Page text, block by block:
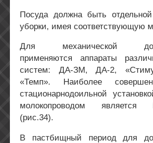
Посуда должна быть
уборки, имея соответствующую
Для механической
применяются аппараты
систем: ДА-ЗМ, ДА-2,
«Темп». Наиболее
стационарнодоильной
молокопроводом является
(рис.34).
В пастбищный период для